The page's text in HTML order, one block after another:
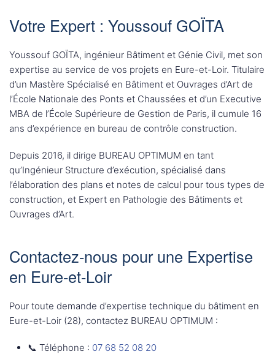
Votre Expert : Youssouf GOÏTA
Youssouf GOÏTA, ingénieur Bâtiment et Génie Civil, met son
expertise au service de vos projets en Eure-et-Loir. Titulaire
d’un Mastère Spécialisé en Bâtiment et Ouvrages d’Art de
l’École Nationale des Ponts et Chaussées et d’un Executive
MBA de l’École Supérieure de Gestion de Paris, il cumule 16
ans d’expérience en bureau de contrôle construction.
Depuis 2016, il dirige BUREAU OPTIMUM en tant
qu’Ingénieur Structure d’exécution, spécialisé dans
l’élaboration des plans et notes de calcul pour tous types de
construction, et Expert en Pathologie des Bâtiments et
Ouvrages d’Art.
Contactez-nous pour une Expertise
en Eure-et-Loir
Pour toute demande d’expertise technique du bâtiment en
Eure-et-Loir (28), contactez BUREAU OPTIMUM :
📞 Téléphone : 07 68 52 08 20